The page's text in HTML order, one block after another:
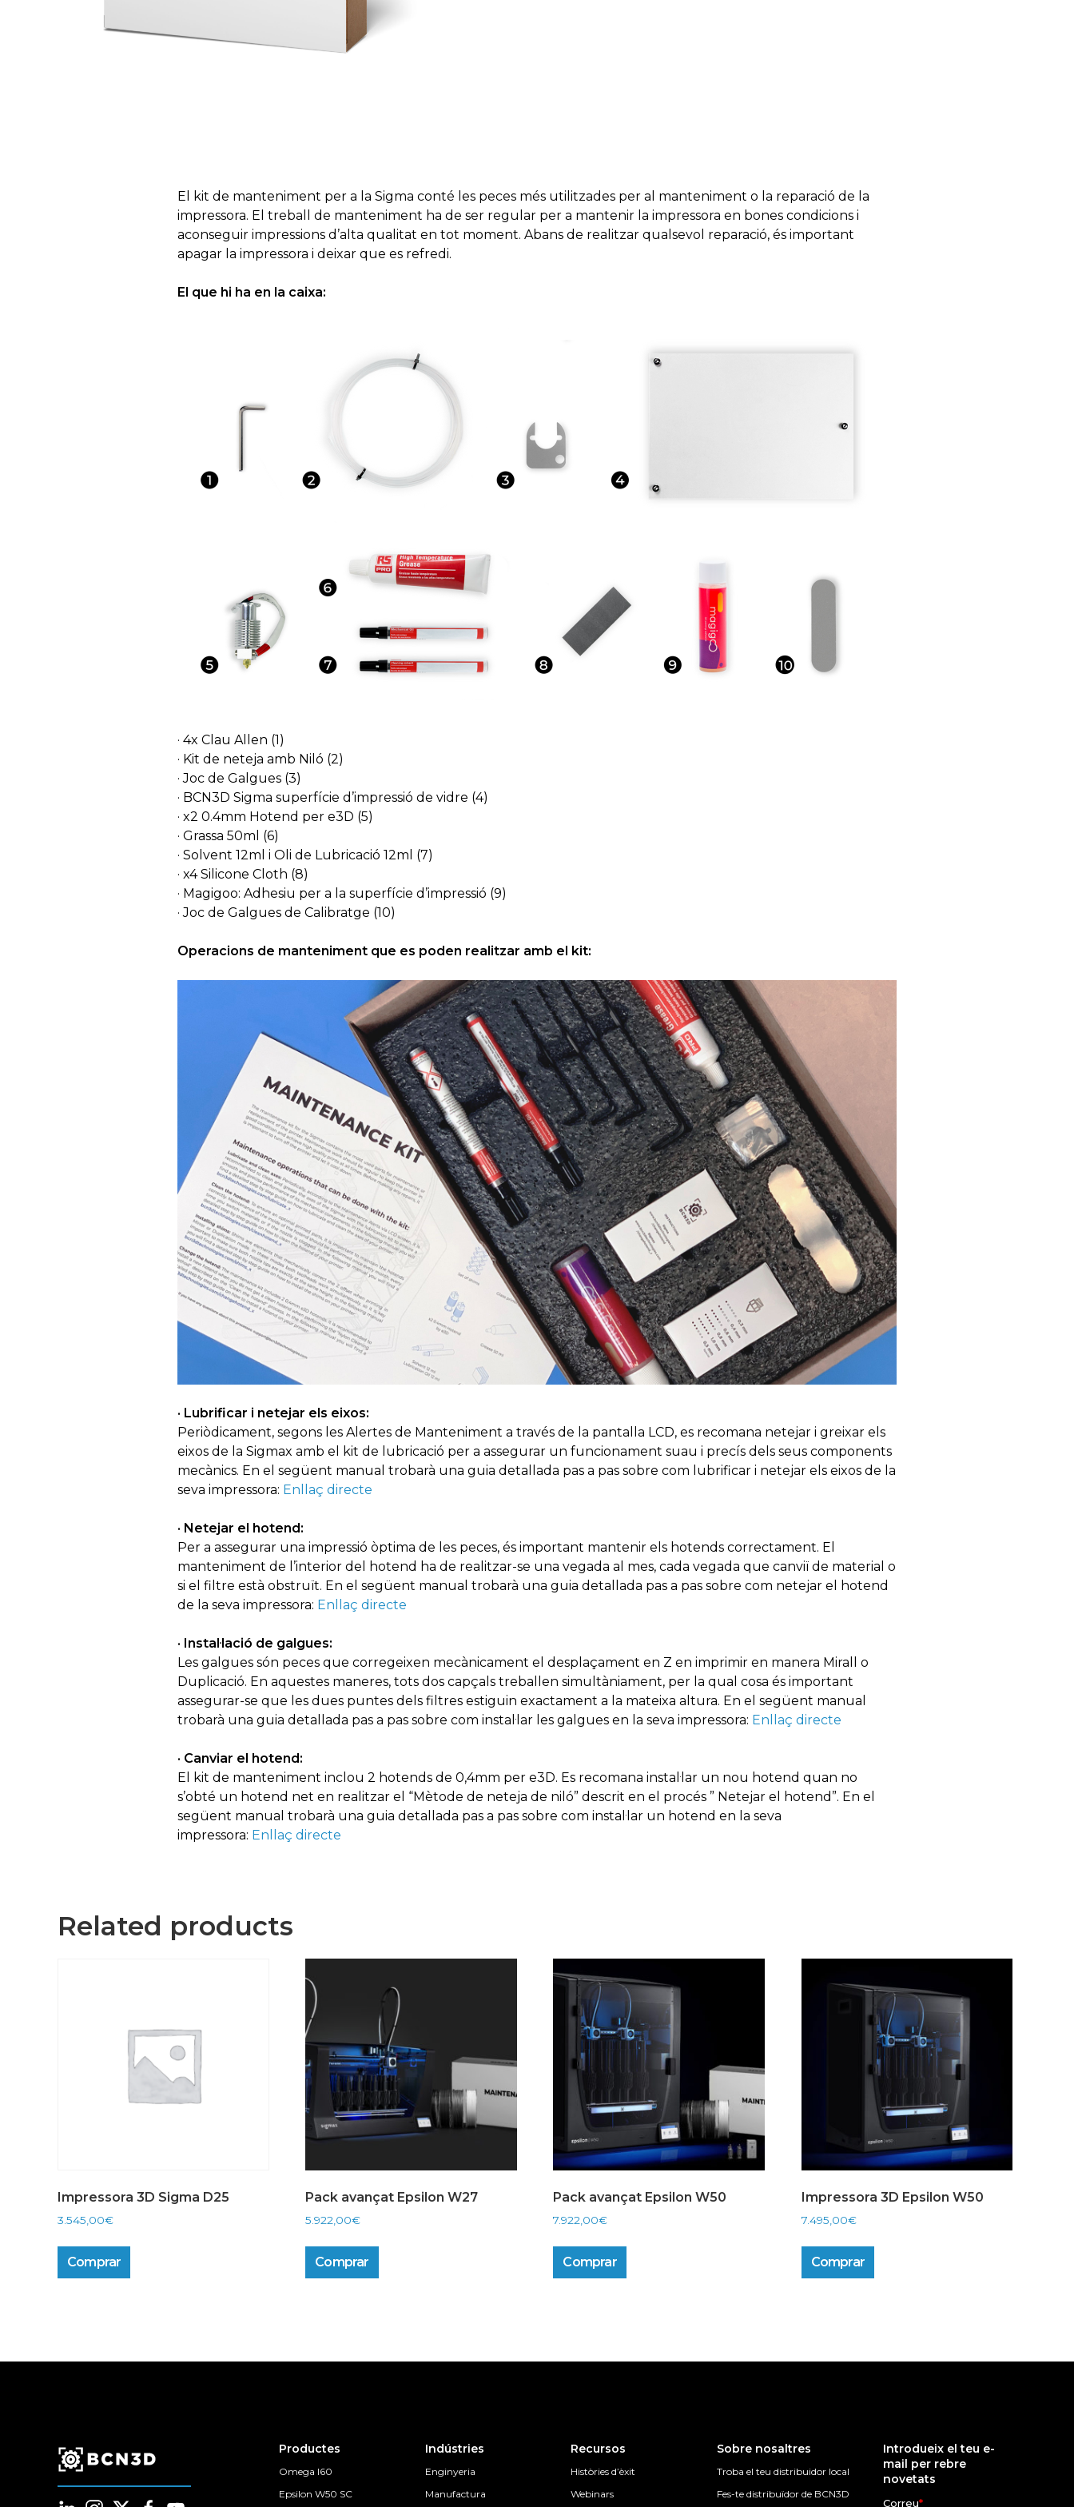
El kit de manteniment per a la Sigma conté les peces més utilitzades per al manteniment o la reparació de la
impressora. El treball de manteniment ha de ser regular per a mantenir la impressora en bones condicions i
aconseguir impressions d’alta qualitat en tot moment. Abans de realitzar qualsevol reparació, és important
apagar la impressora i deixar que es refredi.
El que hi ha en la caixa:
· 4x Clau Allen (1)
· Kit de neteja amb Niló (2)
· Joc de Galgues (3)
· BCN3D Sigma superfície d’impressió de vidre (4)
· x2 0.4mm Hotend per e3D (5)
· Grassa 50ml (6)
· Solvent 12ml i Oli de Lubricació 12ml (7)
· x4 Silicone Cloth (8)
· Magigoo: Adhesiu per a la superfície d’impressió (9)
· Joc de Galgues de Calibratge (10)
Operacions de manteniment que es poden realitzar amb el kit:
· Lubrificar i netejar els eixos:
Periòdicament, segons les Alertes de Manteniment a través de la pantalla LCD, es recomana netejar i greixar els
eixos de la Sigmax amb el kit de lubricació per a assegurar un funcionament suau i precís dels seus components
mecànics. En el següent manual trobarà una guia detallada pas a pas sobre com lubrificar i netejar els eixos de la
seva impressora: Enllaç directe
· Netejar el hotend:
Per a assegurar una impressió òptima de les peces, és important mantenir els hotends correctament. El
manteniment de l’interior del hotend ha de realitzar-se una vegada al mes, cada vegada que canviï de material o
si el filtre està obstruït. En el següent manual trobarà una guia detallada pas a pas sobre com netejar el hotend
de la seva impressora: Enllaç directe
· Instal·lació de galgues:
Les galgues són peces que corregeixen mecànicament el desplaçament en Z en imprimir en manera Mirall o
Duplicació. En aquestes maneres, tots dos capçals treballen simultàniament, per la qual cosa és important
assegurar-se que les dues puntes dels filtres estiguin exactament a la mateixa altura. En el següent manual
trobarà una guia detallada pas a pas sobre com instal·lar les galgues en la seva impressora: Enllaç directe
· Canviar el hotend:
El kit de manteniment inclou 2 hotends de 0,4mm per e3D. Es recomana instal·lar un nou hotend quan no
s’obté un hotend net en realitzar el “Mètode de neteja de niló” descrit en el procés ” Netejar el hotend”. En el
següent manual trobarà una guia detallada pas a pas sobre com instal·lar un hotend en la seva
impressora: Enllaç directe
Related products
Impressora 3D Sigma D25
3.545,00€
Comprar
Pack avançat Epsilon W27
5.922,00€
Comprar
Pack avançat Epsilon W50
7.922,00€
Comprar
Impressora 3D Epsilon W50
7.495,00€
Comprar
Productes
Omega I60
Epsilon W50 SC
Indústries
Enginyeria
Manufactura
Recursos
Històries d’èxit
Webinars
Sobre nosaltres
Troba el teu distribuidor local
Fes-te distribuïdor de BCN3D
Introdueix el teu e-
mail per rebre
novetats